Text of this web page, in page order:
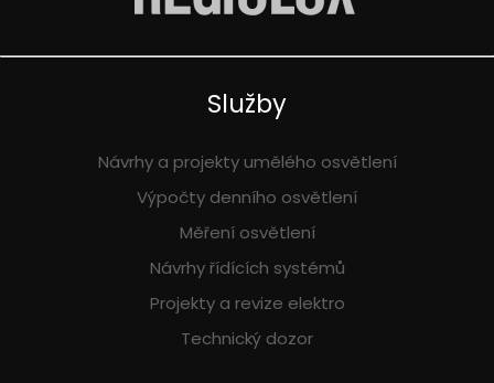
Služby
Návrhy a projekty umělého osvětlení
Výpočty denního osvětlení
Měření osvětlení
Návrhy řídících systémů
Projekty a revize elektro
Technický dozor